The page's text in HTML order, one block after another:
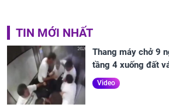
TIN MỚI NHẤT
Thang máy chở 9
tầng 4 xuống đất
Video